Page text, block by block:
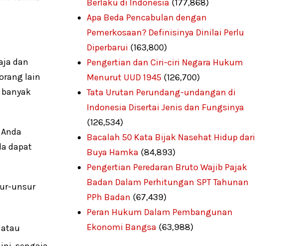
dan
lain
dapat
unsur
Berlaku di Indonesia (177,868)
Apa Beda Pencabulan dengan
Pemerkosaan? Definisinya Dinilai Perlu
Diperbarui (163,800)
Pengertian dan Ciri-ciri Negara Hukum
Menurut UUD 1945 (126,700)
Tata Urutan Perundang-undangan di
Indonesia Disertai Jenis dan Fungsinya
(126,534)
Bacalah 50 Kata Bijak Nasehat Hidup dari
Buya Hamka (84,893)
Pengertian Peredaran Bruto Wajib Pajak
Badan Dalam Perhitungan SPT Tahunan
PPh Badan (67,439)
Peran Hukum Dalam Pembangunan
Ekonomi Bangsa (63,988)